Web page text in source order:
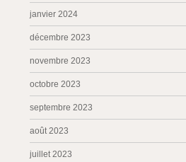
janvier 2024
décembre 2023
novembre 2023
octobre 2023
septembre 2023
août 2023
juillet 2023